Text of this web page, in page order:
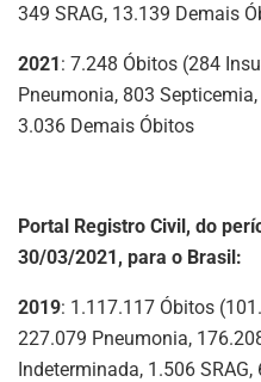
349 SRAG, 13.139 Demais
2021: 7.248 Óbitos (284
Pneumonia, 803
3.036 Demais Óbitos
Portal Registro Civil, do
30/03/2021, para o Brasil:
2019: 1.117.117 Óbitos
227.079 Pneumonia,
Indeterminada, 1.506